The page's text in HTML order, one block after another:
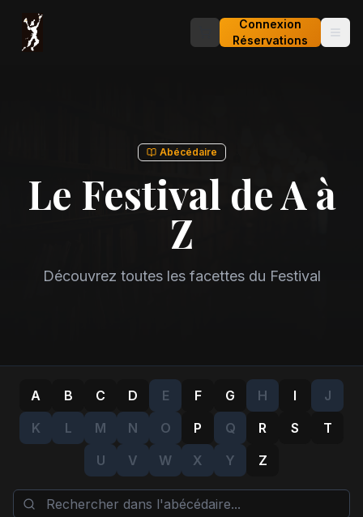
Connexion
Réservations
Abécédaire
Le Festival de A à
Z
Découvrez toutes les facettes du Festival
A B C D E F G H I
J
K
L M N O P Q R S
T
U
V W X Y Z